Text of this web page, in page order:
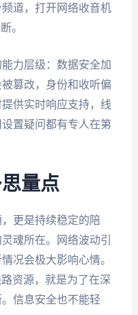
道，打开网络收音机
。
力层级：数据安全加
篡改，身份和收听偏
供实时响应支持，线
置疑问都有专人在第
量点
更是持续稳定的陪
魂所在。网络波动引
况会极大影响心情。
资源，就是为了在深
信息安全也不能轻